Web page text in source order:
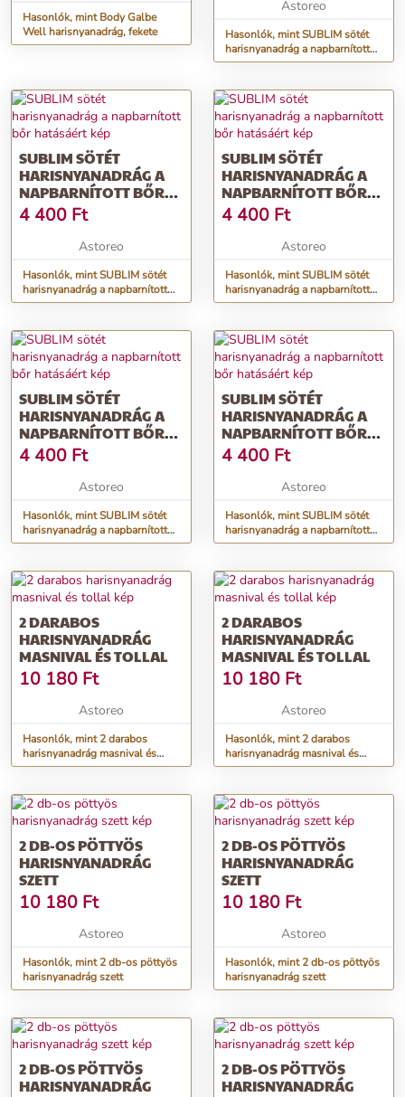
Hasonlók, mint Body Galbe
Well harisnyanadrág, fekete
Astoreo
Hasonlók, mint SUBLIM sötét
harisnyanadrág a napbarnított
bőr hatásáért
SUBLIM SÖTÉT
HARISNYANADRÁG A
NAPBARNÍTOTT BŐR
HATÁSÁÉRT
4 400 Ft
Astoreo
Hasonlók, mint SUBLIM sötét
harisnyanadrág a napbarnított
bőr hatásáért
SUBLIM SÖTÉT
HARISNYANADRÁG A
NAPBARNÍTOTT BŐR
HATÁSÁÉRT
4 400 Ft
Astoreo
Hasonlók, mint SUBLIM sötét
harisnyanadrág a napbarnított
bőr hatásáért
SUBLIM SÖTÉT
HARISNYANADRÁG A
NAPBARNÍTOTT BŐR
HATÁSÁÉRT
4 400 Ft
Astoreo
Hasonlók, mint SUBLIM sötét
harisnyanadrág a napbarnított
bőr hatásáért
SUBLIM SÖTÉT
HARISNYANADRÁG A
NAPBARNÍTOTT BŐR
HATÁSÁÉRT
4 400 Ft
Astoreo
Hasonlók, mint SUBLIM sötét
harisnyanadrág a napbarnított
bőr hatásáért
2 DARABOS
HARISNYANADRÁG
MASNIVAL ÉS TOLLAL
10 180 Ft
Astoreo
Hasonlók, mint 2 darabos
harisnyanadrág masnival és
tollal
2 DARABOS
HARISNYANADRÁG
MASNIVAL ÉS TOLLAL
10 180 Ft
Astoreo
Hasonlók, mint 2 darabos
harisnyanadrág masnival és
tollal
2 DB-OS PÖTTYÖS
HARISNYANADRÁG
SZETT
10 180 Ft
Astoreo
Hasonlók, mint 2 db-os pöttyös
harisnyanadrág szett
2 DB-OS PÖTTYÖS
HARISNYANADRÁG
SZETT
10 180 Ft
Astoreo
Hasonlók, mint 2 db-os pöttyös
harisnyanadrág szett
2 DB-OS PÖTTYÖS
HARISNYANADRÁG
2 DB-OS PÖTTYÖS
HARISNYANADRÁG